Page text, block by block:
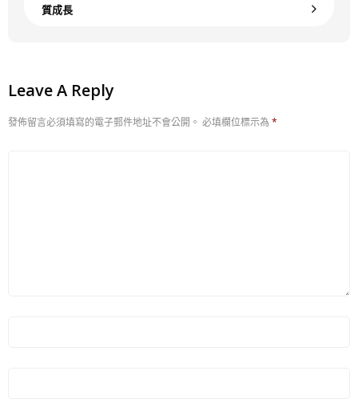
質成長
Leave A Reply
發佈留言必須填寫的電子郵件地址不會公開。 必填欄位標示為 *